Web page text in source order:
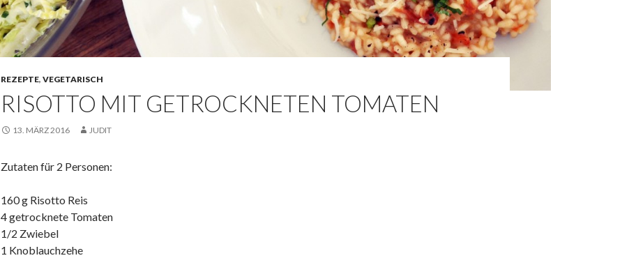
REZEPTE, VEGETARISCH
RISOTTO MIT GETROCKNETEN TOMATEN
13. MÄRZ 2016 JUDIT
Zutaten für 2 Personen:
160 g Risotto Reis
4 getrocknete Tomaten
1/2 Zwiebel
1 Knoblauchzehe